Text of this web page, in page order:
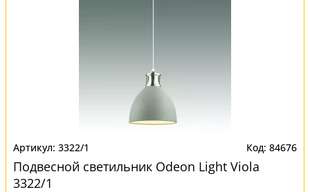
3322/1 84676
Подвесной светильник Odeon Light Viola
3322/1